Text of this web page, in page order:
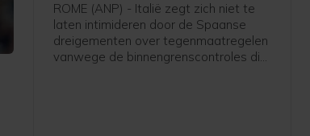
ROME (ANP) - Italië zegt zich niet te
laten intimideren door de Spaanse
dreigementen over tegenmaatregelen
vanwege de binnengrenscontroles die